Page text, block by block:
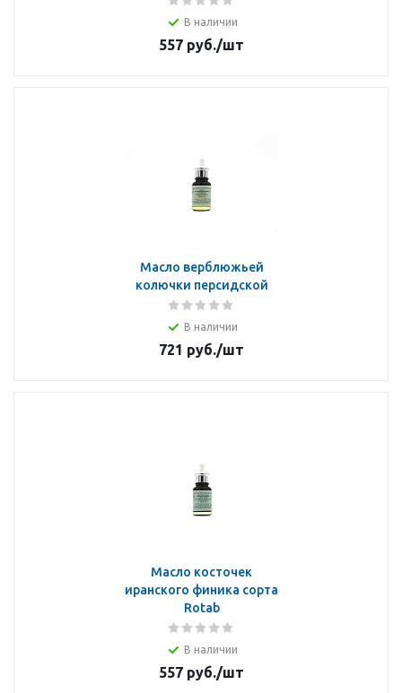
В наличии
557 руб./шт
Масло верблюжьей
колючки персидской
В наличии
721 руб./шт
Масло косточек
иранского финика сорта
Rotab
В наличии
557 руб./шт